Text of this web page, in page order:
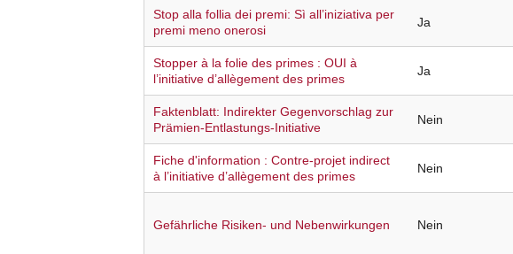
Stop alla follia dei premi: Sì all’iniziativa per
premi meno onerosi
Ja
Stopper à la folie des primes : OUI à
l’initiative d’allègement des primes
Ja
Faktenblatt: Indirekter Gegenvorschlag zur
Prämien-Entlastungs-Initiative
Nein
Fiche d'information : Contre-projet indirect
à l’initiative d’allègement des primes
Nein
Gefährliche Risiken- und Nebenwirkungen Nein